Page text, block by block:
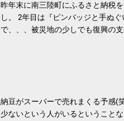
昨年末に南三陸町にふるさと納税
し。 2年目は『ピンバッジと手ぬ
で、、、被災地の少しでも復興の
税になるということもあって始め
納豆がスーパーで売れまくる予感(
少ないという人がいるということ